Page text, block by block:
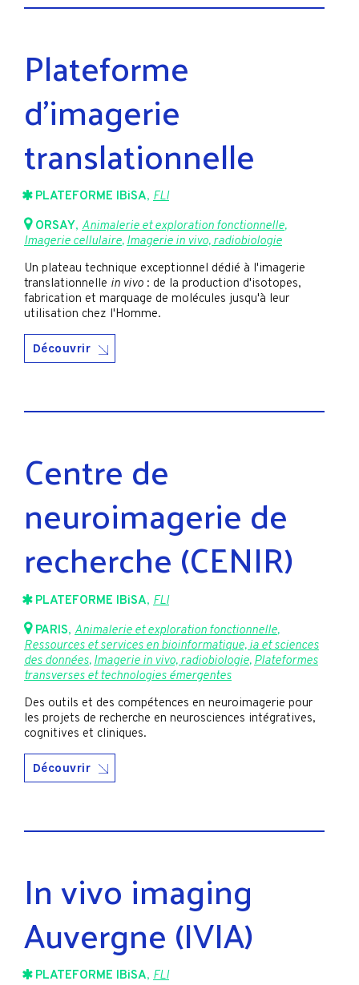
Plateforme
d’imagerie
translationnelle
PLATEFORME IBiSA, FLI
ORSAY, Animalerie et exploration fonctionnelle,
Imagerie cellulaire,Imagerie in vivo, radiobiologie
Un plateau technique exceptionnel dédié à l'imagerie
translationnelle in vivo : de la production d'isotopes,
fabrication et marquage de molécules jusqu'à leur
utilisation chez l'Homme.
Découvrir
Centre de
neuroimagerie de
recherche (CENIR)
PLATEFORME IBiSA, FLI
PARIS, Animalerie et exploration fonctionnelle,
Ressources et services en bioinformatique, ia et sciences
des données, Imagerie in vivo, radiobiologie, Plateformes
transverses et technologies émergentes
Des outils et des compétences en neuroimagerie pour
les projets de recherche en neurosciences intégratives,
cognitives et cliniques.
Découvrir
In vivo imaging
Auvergne (IVIA)
PLATEFORME IBiSA, FLI